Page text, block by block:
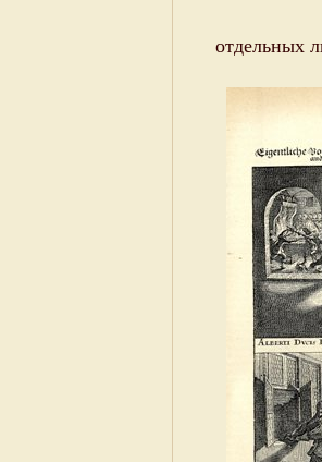
отдельных